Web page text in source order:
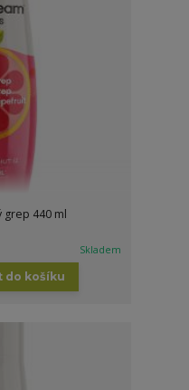
grep 440 ml
Skladem
do košíku